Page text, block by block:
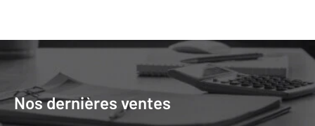
Nos dernières ventes
Nos dernières ventes
Nos derniers biens vendus près de
chez vous